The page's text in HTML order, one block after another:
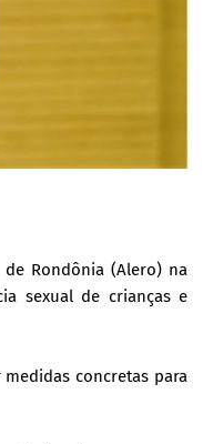
de Rondônia (Alero) na
sexual de crianças e
concretas para